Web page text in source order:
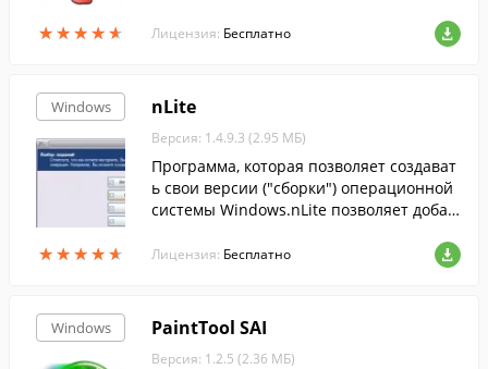
★★★★★
★★★★★ Лицензия: Бесплатно
Windows
★★★★★
★★★★★
nLite
Версия: 1.4.9.3 (2.95 МБ)
Программа, которая позволяет создават
ь свои версии ("сборки") операционной
системы Windows.nLite позволяет добав
тв, обновления системы, темы оформле
Лицензия: Бесплатно
Windows PaintTool SAI
Версия: 1.2.5 (2.36 МБ)